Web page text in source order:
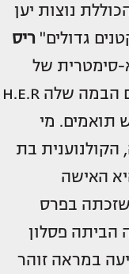
נוצות יען
גדולים" ריס
סימטרית של
דיור. גבריאלה וילסון שידועה בשם הבמה שלה H.E.R
תואמים. מי
בת
האישה
בפרס
הביתה פסלון
במראה זוהר